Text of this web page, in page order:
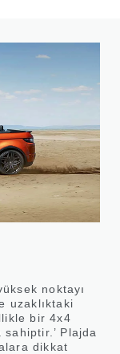
noktayı
uzaklıktaki
bir 4x4
Plajda
dikkat